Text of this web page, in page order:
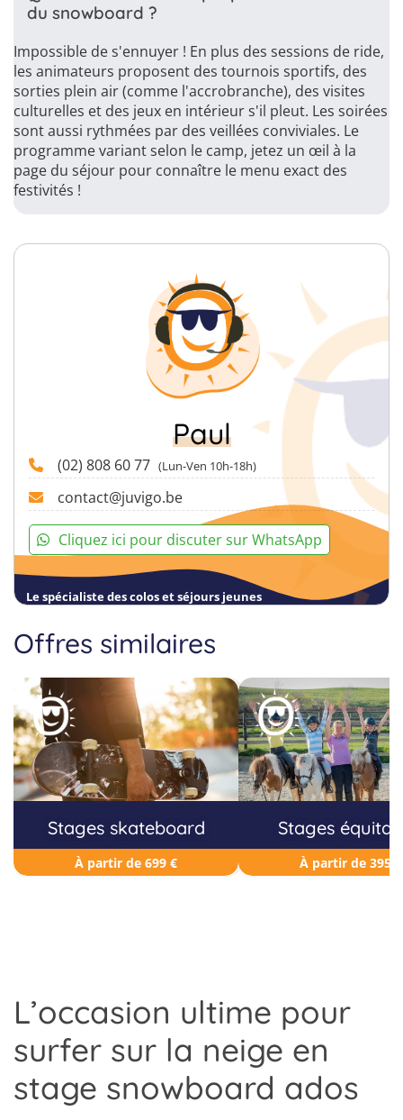
Paul
(02) 808 60 77 (Lun-Ven 10h-18h)
contact@juvigo.be
Cliquez ici pour discuter sur WhatsApp
Le spécialiste des colos et séjours jeunes
du snowboard ?
Impossible de s'ennuyer ! En plus des sessions de ride,
les animateurs proposent des tournois sportifs, des
sorties plein air (comme l'accrobranche), des visites
culturelles et des jeux en intérieur s'il pleut. Les soirées
sont aussi rythmées par des veillées conviviales. Le
programme variant selon le camp, jetez un œil à la
page du séjour pour connaître le menu exact des
festivités !
Offres similaires
Stages skateboard
À partir de 699 €
Stages
À partir de 395 €
L’occasion ultime pour
surfer sur la neige en
stage snowboard ados